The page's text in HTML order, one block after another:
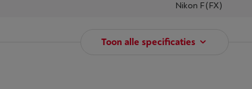
Nikon F (FX)
Toon alle specificaties